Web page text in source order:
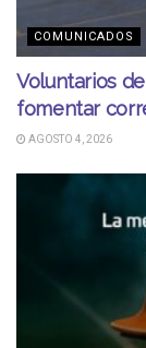
COMUNICADOS
Voluntarios
fomentar
AGOSTO 4, 2026